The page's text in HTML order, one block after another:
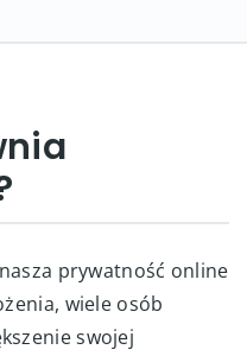
prywatność online
wiele osób
swojej